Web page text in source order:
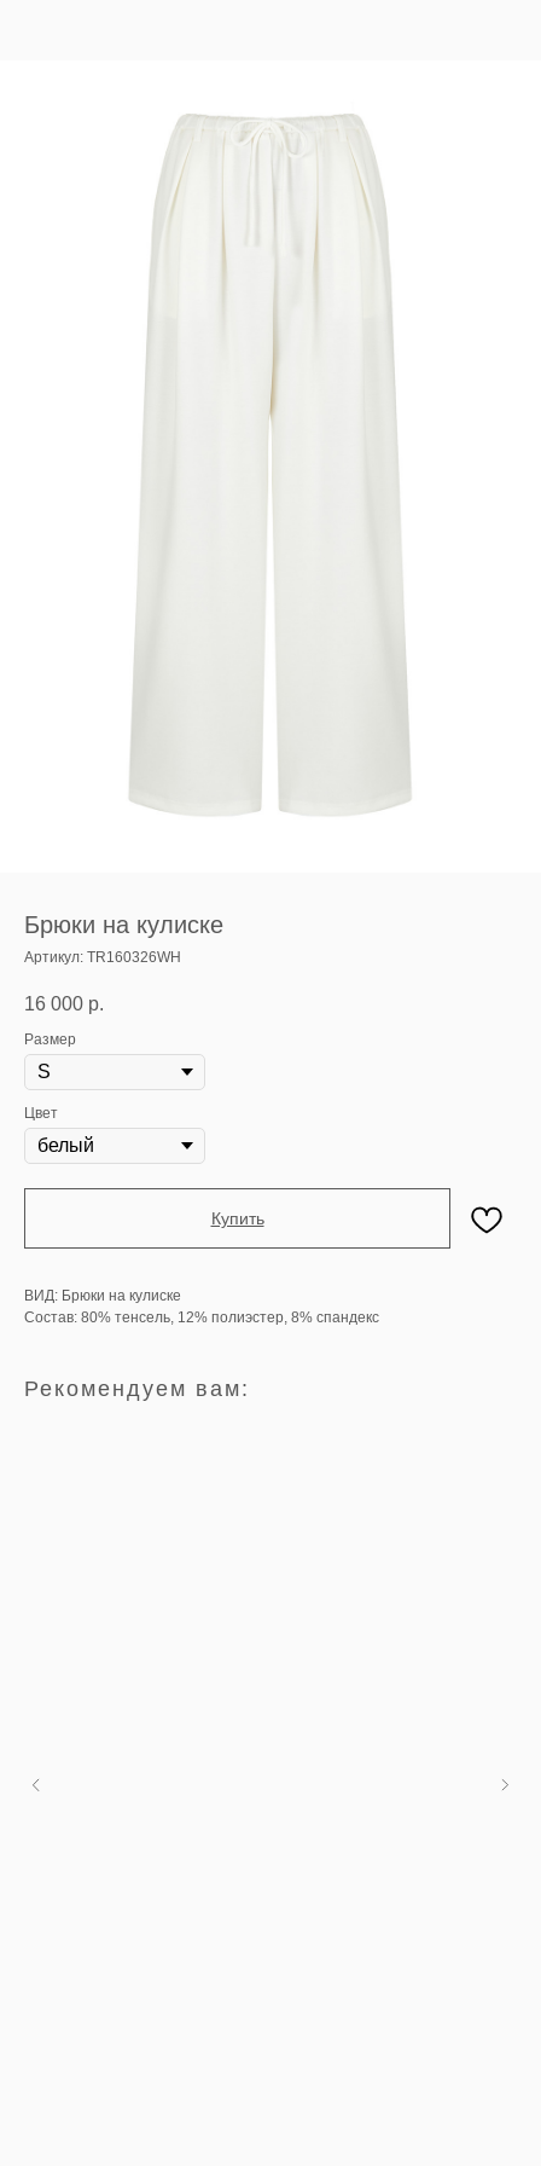
Брюки на кулиске
Артикул: TR160326WH
16 000 р.
Размер
Цвет
Купить
ВИД: Брюки на кулиске
Состав: 80% тенсель, 12% полиэстер, 8% спандекс
Рекомендуем вам: